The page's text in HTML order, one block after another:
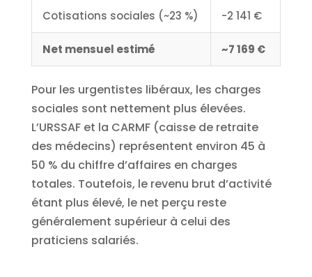
Cotisations sociales (~23 %) -2 141 €
Net mensuel estimé ~7 169 €
Pour les urgentistes libéraux, les charges
sociales sont nettement plus élevées.
L’URSSAF et la CARMF (caisse de retraite
des médecins) représentent environ 45 à
50 % du chiffre d’affaires en charges
totales. Toutefois, le revenu brut d’activité
étant plus élevé, le net perçu reste
généralement supérieur à celui des
praticiens salariés.